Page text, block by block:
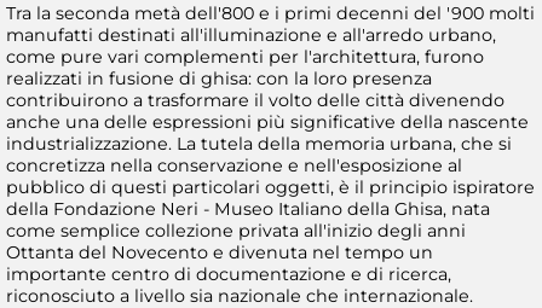
Tra la seconda metà dell'800 e i primi decenni del '900 molti
manufatti destinati all'illuminazione e all'arredo urbano,
come pure vari complementi per l'architettura, furono
realizzati in fusione di ghisa: con la loro presenza
contribuirono a trasformare il volto delle città divenendo
anche una delle espressioni più significative della nascente
industrializzazione. La tutela della memoria urbana, che si
concretizza nella conservazione e nell'esposizione al
pubblico di questi particolari oggetti, è il principio ispiratore
della Fondazione Neri - Museo Italiano della Ghisa, nata
come semplice collezione privata all'inizio degli anni
Ottanta del Novecento e divenuta nel tempo un
importante centro di documentazione e di ricerca,
riconosciuto a livello sia nazionale che internazionale.